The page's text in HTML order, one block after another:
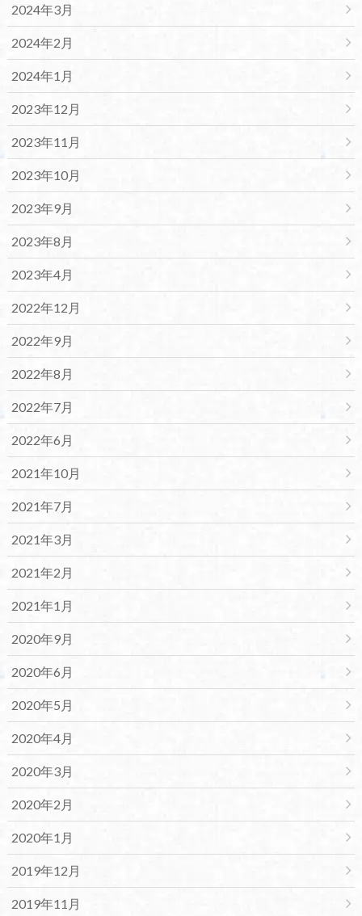
2024年3月
2024年2月
2024年1月
2023年12月
2023年11月
2023年10月
2023年9月
2023年8月
2023年4月
2022年12月
2022年9月
2022年8月
2022年7月
2022年6月
2021年10月
2021年7月
2021年3月
2021年2月
2021年1月
2020年9月
2020年6月
2020年5月
2020年4月
2020年3月
2020年2月
2020年1月
2019年12月
2019年11月